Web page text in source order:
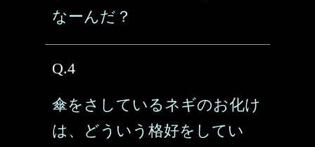
なーんだ？
Q.4
傘をさしているネギのお化け
は、どういう格好をしてい